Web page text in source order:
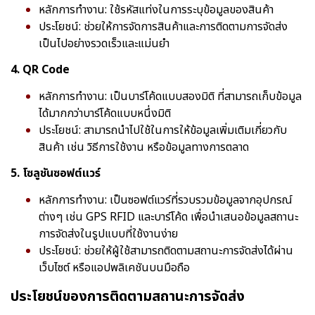
หลักการทำงาน: ใช้รหัสแท่งในการระบุข้อมูลของสินค้า
ประโยชน์: ช่วยให้การจัดการสินค้าและการติดตามการจัดส่ง
เป็นไปอย่างรวดเร็วและแม่นยำ
4. QR Code
หลักการทำงาน: เป็นบาร์โค้ดแบบสองมิติ ที่สามารถเก็บข้อมูล
ได้มากกว่าบาร์โค้ดแบบหนึ่งมิติ
ประโยชน์: สามารถนำไปใช้ในการให้ข้อมูลเพิ่มเติมเกี่ยวกับ
สินค้า เช่น วิธีการใช้งาน หรือข้อมูลทางการตลาด
5. โซลูชันซอฟต์แวร์
หลักการทำงาน: เป็นซอฟต์แวร์ที่รวบรวมข้อมูลจากอุปกรณ์
ต่างๆ เช่น GPS RFID และบาร์โค้ด เพื่อนำเสนอข้อมูลสถานะ
การจัดส่งในรูปแบบที่ใช้งานง่าย
ประโยชน์: ช่วยให้ผู้ใช้สามารถติดตามสถานะการจัดส่งได้ผ่าน
เว็บไซต์ หรือแอปพลิเคชันบนมือถือ
ประโยชน์ของการติดตามสถานะการจัดส่ง